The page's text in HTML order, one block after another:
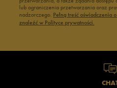
lub ograniczenia przetwarzania oraz
nadzorczego. Pełną treść oświadczenia
znaleźć w Polityce prywatności.